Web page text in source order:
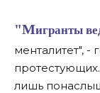
"Мигранты ведь опасны. У них другой
менталитет",
лишь